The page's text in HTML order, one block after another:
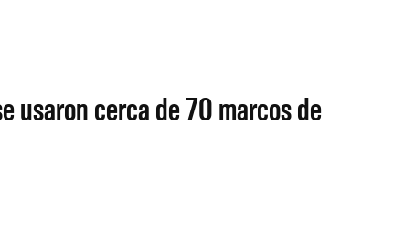
usaron cerca de 70 marcos de